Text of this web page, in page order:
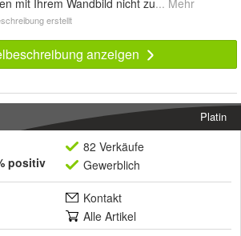
mit Ihrem Wandbild nicht zu... Mehr
erstellt
anzeigen
Platin
positiv
82 Verkäufe
Gewerblich
Kontakt
Alle Artikel